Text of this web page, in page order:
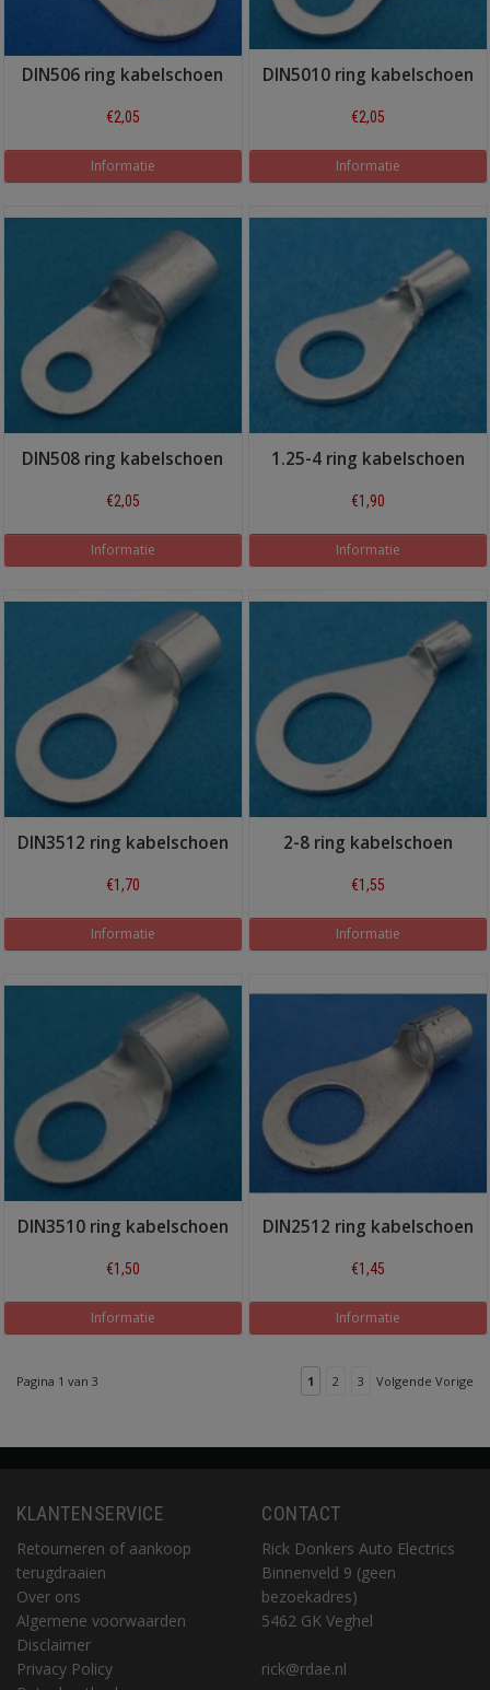
DIN506 ring kabelschoen
€2,05
Informatie
DIN5010 ring kabelschoen
€2,05
Informatie
DIN508 ring kabelschoen
€2,05
Informatie
1.25-4 ring kabelschoen
€1,90
Informatie
DIN3512 ring kabelschoen
€1,70
Informatie
2-8 ring kabelschoen
€1,55
Informatie
DIN3510 ring kabelschoen
€1,50
Informatie
DIN2512 ring kabelschoen
€1,45
Informatie
Pagina 1 van 3 1 2 3 Volgende Vorige
KLANTENSERVICE
Retourneren of aankoop
terugdraaien
Over ons
Algemene voorwaarden
Disclaimer
Privacy Policy
CONTACT
Rick Donkers Auto Electrics
Binnenveld 9 (geen
bezoekadres)
5462 GK Veghel
rick@rdae.nl